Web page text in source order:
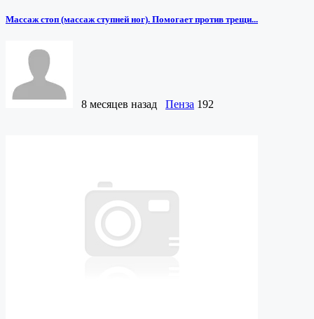
Массаж стоп (массаж ступней ног). Помогает против трещи...
8 месяцев назад Пенза 192